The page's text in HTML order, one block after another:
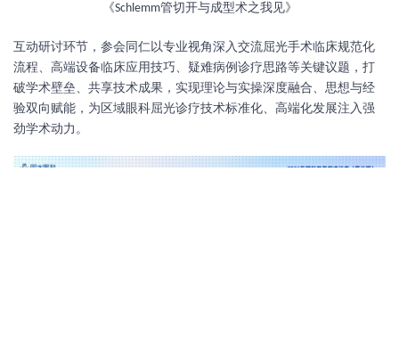
《Schlemm管切开与成型术之我见》
互动研讨环节，参会同仁以专业视角深入交流屈光手术临床规范化
流程、高端设备临床应用技巧、疑难病例诊疗思路等关键议题，打
破学术壁垒、共享技术成果，实现理论与实操深度融合、思想与经
验双向赋能，为区域眼科屈光诊疗技术标准化、高端化发展注入强
劲学术动力。